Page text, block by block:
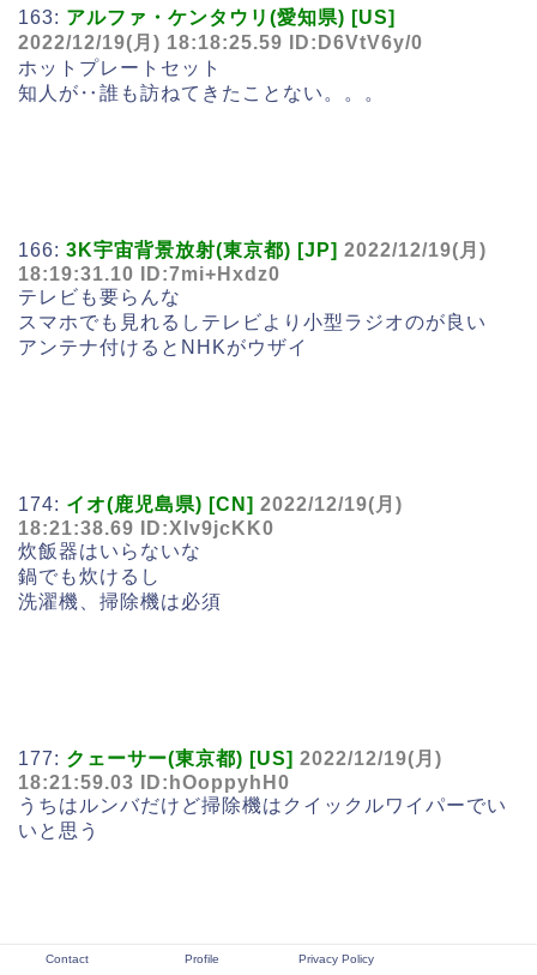
163: アルファ・ケンタウリ(愛知県) [US]
2022/12/19(月) 18:18:25.59 ID:D6VtV6y/0
ホットプレートセット
知人が‥誰も訪ねてきたことない。。。
166: 3K宇宙背景放射(東京都) [JP] 2022/12/19(月)
18:19:31.10 ID:7mi+Hxdz0
テレビも要らんな
スマホでも見れるしテレビより小型ラジオのが良い
アンテナ付けるとNHKがウザイ
174: イオ(鹿児島県) [CN] 2022/12/19(月)
18:21:38.69 ID:XIv9jcKK0
炊飯器はいらないな
鍋でも炊けるし
洗濯機、掃除機は必須
177: クェーサー(東京都) [US] 2022/12/19(月)
18:21:59.03 ID:hOoppyhH0
うちはルンバだけど掃除機はクイックルワイパーでい
いと思う
Contact Profile Privacy Policy